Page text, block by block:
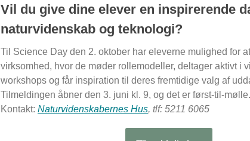
Vil du give dine elever en inspirerende
naturvidenskab og teknologi?
Til Science Day den 2. oktober har eleverne mulighed for
virksomhed, hvor de møder rollemodeller, deltager aktivt i
workshops og får inspiration til deres fremtidige valg af
Tilmeldingen åbner den 3. juni kl. 9, og det er først-til-mølle.
Kontakt: Naturvidenskabernes Hus, tlf: 5211 6065